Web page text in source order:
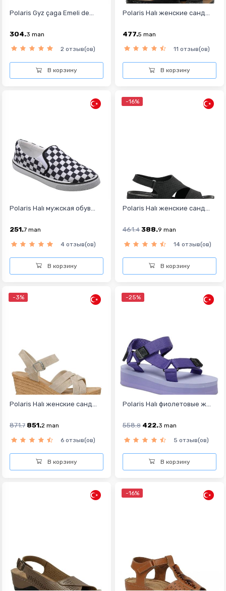
Polaris Gyz çaga Emeli de...
304.3 man
2 отзыв(ов)
В корзину
Polaris Halı женские санд...
477.5 man
11 отзыв(ов)
В корзину
Polaris Halı мужская обув...
251.7 man
4 отзыв(ов)
В корзину
-16%
Polaris Halı женские санд...
461.4 388.9 man
14 отзыв(ов)
В корзину
-3%
Polaris Halı женские санд...
871.7 851.2 man
6 отзыв(ов)
В корзину
-25%
Polaris Halı фиолетовые ж...
558.8 422.3 man
5 отзыв(ов)
В корзину
-16%